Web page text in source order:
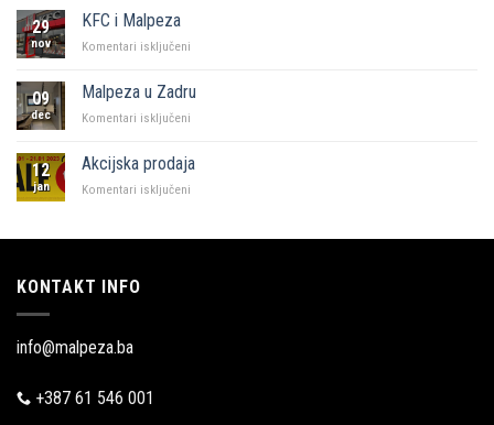
29
nov
KFC i Malpeza
Komentari isključeni
Malpeza
09
dec
Malpeza u Zadru
Komentari isključeni
Zadru
12
jan
Akcijska prodaja
Komentari isključeni
KONTAKT INFO
info@malpeza.ba
+387 61 546 001